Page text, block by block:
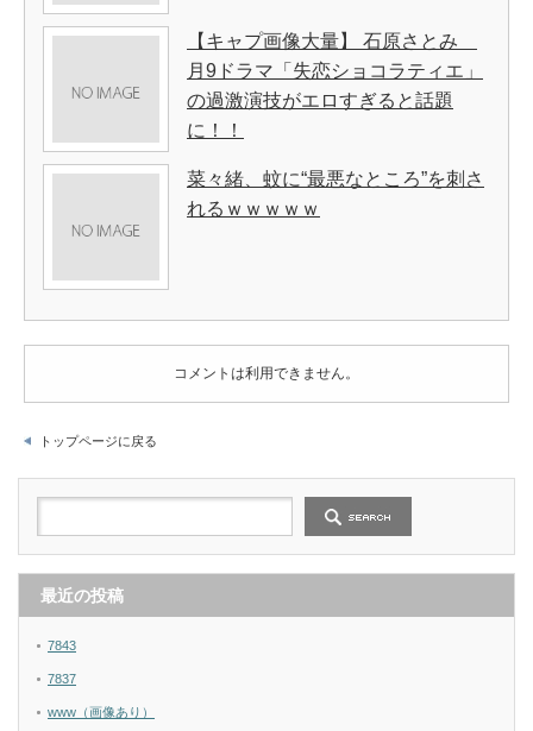
【キャプ画像大量】 石原さとみ
月9ドラマ「失恋ショコラティエ」
の過激演技がエロすぎると話題
に！！
菜々緒、蚊に“最悪なところ”を刺さ
れるｗｗｗｗｗ
コメントは利用できません。
トップページに戻る
最近の投稿
7843
7837
www（画像あり）